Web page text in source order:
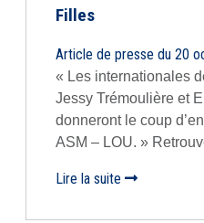
Filles
Article de presse du 20
« Les internationales
Jessy Trémoulière et
donneront le coup
ASM – LOU. »
Lire la suite